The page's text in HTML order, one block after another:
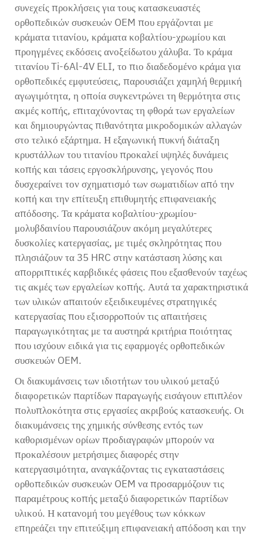
συνεχείς προκλήσεις για τους κατασκευαστές
ορθοπεδικών συσκευών OEM που εργάζονται με
κράματα τιτανίου, κράματα κοβαλτίου-χρωμίου και
προηγμένες εκδόσεις ανοξείδωτου χάλυβα. Το κράμα
τιτανίου Ti-6Al-4V ELI, το πιο διαδεδομένο κράμα για
ορθοπεδικές εμφυτεύσεις, παρουσιάζει χαμηλή θερμική
αγωγιμότητα, η οποία συγκεντρώνει τη θερμότητα στις
ακμές κοπής, επιταχύνοντας τη φθορά των εργαλείων
και δημιουργώντας πιθανότητα μικροδομικών αλλαγών
στο τελικό εξάρτημα. Η εξαγωνική πυκνή διάταξη
κρυστάλλων του τιτανίου προκαλεί υψηλές δυνάμεις
κοπής και τάσεις εργοσκλήρυνσης, γεγονός που
δυσχεραίνει τον σχηματισμό των σωματιδίων από την
κοπή και την επίτευξη επιθυμητής επιφανειακής
απόδοσης. Τα κράματα κοβαλτίου-χρωμίου-
μολυβδαινίου παρουσιάζουν ακόμη μεγαλύτερες
δυσκολίες κατεργασίας, με τιμές σκληρότητας που
πλησιάζουν τα 35 HRC στην κατάσταση λύσης και
απορριπτικές καρβιδικές φάσεις που εξασθενούν ταχέως
τις ακμές των εργαλείων κοπής. Αυτά τα χαρακτηριστικά
των υλικών απαιτούν εξειδικευμένες στρατηγικές
κατεργασίας που εξισορροπούν τις απαιτήσεις
παραγωγικότητας με τα αυστηρά κριτήρια ποιότητας
που ισχύουν ειδικά για τις εφαρμογές ορθοπεδικών
συσκευών OEM.
Οι διακυμάνσεις των ιδιοτήτων του υλικού μεταξύ
διαφορετικών παρτίδων παραγωγής εισάγουν επιπλέον
πολυπλοκότητα στις εργασίες ακριβούς κατασκευής. Οι
διακυμάνσεις της χημικής σύνθεσης εντός των
καθορισμένων ορίων προδιαγραφών μπορούν να
προκαλέσουν μετρήσιμες διαφορές στην
κατεργασιμότητα, αναγκάζοντας τις εγκαταστάσεις
ορθοπεδικών συσκευών OEM να προσαρμόζουν τις
παραμέτρους κοπής μεταξύ διαφορετικών παρτίδων
υλικού. Η κατανομή του μεγέθους των κόκκων
επηρεάζει την επιτεύξιμη επιφανειακή απόδοση και την